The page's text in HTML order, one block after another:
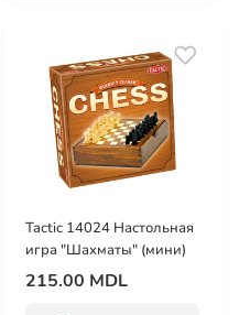
Tactic 14024 Настольная
игра "Шахматы" (мини)
215.00 MDL